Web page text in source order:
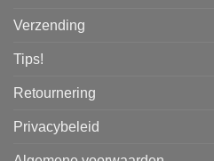
Verzending
Tips!
Retournering
Privacybeleid